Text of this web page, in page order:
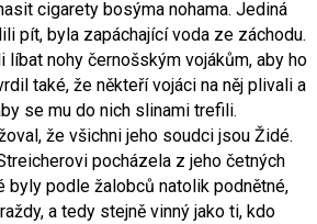
cigarety bosýma nohama. Jediná
pít, byla zapáchající voda ze záchodu.
líbat nohy černošským vojákům, aby ho
také, že někteří vojáci na něj plivali a
se mu do nich slinami trefili.
že všichni jeho soudci jsou Židé.
pocházela z jeho četných
byly podle žalobců natolik podnětné,
a tedy stejně vinný jako ti, kdo